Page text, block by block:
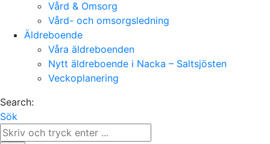
Vård & Omsorg
Vård- och omsorgsledning
Äldreboende
Våra äldreboenden
Nytt äldreboende i Nacka – Saltsjösten
Veckoplanering
Search:
Sök